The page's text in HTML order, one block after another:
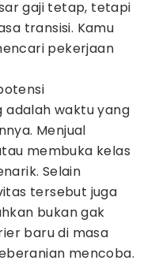
gaji tetap, tetapi
transisi. Kamu
pekerjaan
adalah waktu yang
Menjual
membuka kelas
Selain
tersebut juga
bukan gak
baru di masa
mencoba.